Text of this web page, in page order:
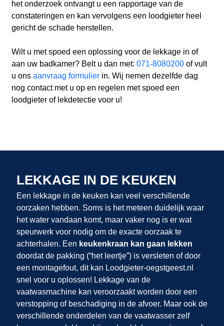
het onderzoek ontvangt u een rapportage van de
constateringen en kan vervolgens een loodgieter heel
gericht de schade herstellen.
Wilt u met spoed een oplossing voor de lekkage in of
aan uw badkamer? Belt u dan met: 071-8080200of vult
u ons aanvraag formulierin. Wij nemen dezelfde dag
nog contact met u op en regelen met spoed een
loodgieter of lekdetectie voor u!
LEKKAGE IN DE KEUKEN
Een lekkage in de keuken kan veel verschillende
oorzaken hebben. Soms is het meteen duidelijk waar
het water vandaan komt, maar vaker nog is er wat
speurwerk voor nodig om de exacte oorzaak te
achterhalen. Een keukenkraan kan gaan lekken
doordat de pakking (“het leertje”) is versleten of door
een montagefout, dit kan Loodgieter-oegstgeest.nl
snel voor u oplossen! Lekkage van de
vaatwasmachine kan veroorzaakt worden door een
verstopping of beschadiging in de afvoer. Maar ook de
verschillende onderdelen van de vaatwasser zelf